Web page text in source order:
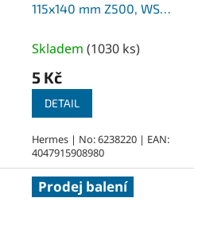
115x140 mm Z500, WS
Skladem (1030 ks)
5 Kč
DETAIL
Hermes | No: 6238220 | EAN:
4047915908980
Prodej balení